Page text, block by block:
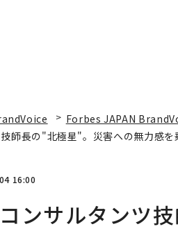
Forbes JAPAN
師長の"北極星"。災害への無力感
16:00
ンサルタンツ